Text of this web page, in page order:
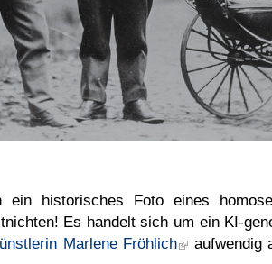
ein historisches Foto eines
Es handelt sich um ein KI-
Marlene Fröhlich
aufwendig